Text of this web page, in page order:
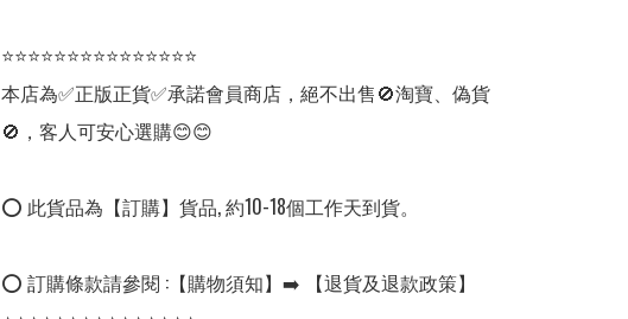
⭐⭐⭐⭐⭐⭐⭐⭐⭐⭐⭐⭐⭐⭐⭐
本店為✅正版正貨✅承諾會員商店，絕不出售🚫淘寶、偽貨
🚫，客人可安心選購😊😊
⭕ 此貨品為【訂購】貨品, 約10-18個工作天到貨。
⭕ 訂購條款請參閱 :【購物須知】➡️ 【退貨及退款政策】